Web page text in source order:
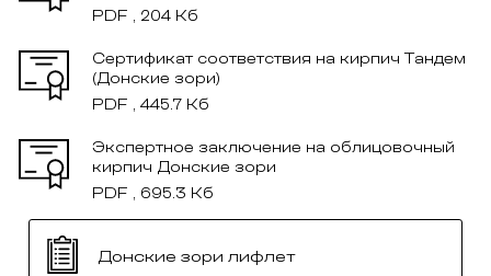
PDF , 204 Кб
Сертификат соответствия на кирпич Тандем
(Донские зори)
PDF , 445.7 Кб
Экспертное заключение на облицовочный
кирпич Донские зори
PDF , 695.3 Кб
Донские зори лифлет